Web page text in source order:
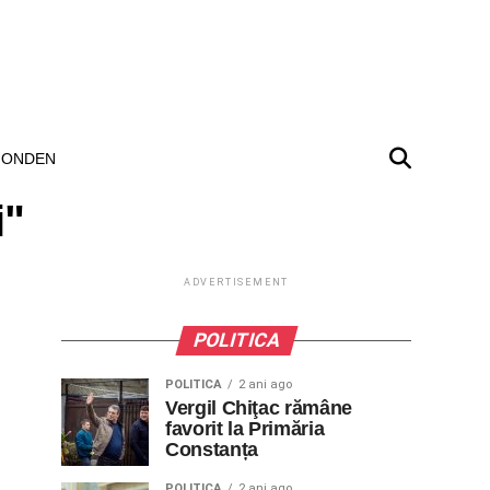
ADVERTISEMENT
POLITICA
POLITICA 2 ani ago
Vergil Chiţac rămâne
favorit la Primăria
Constanța